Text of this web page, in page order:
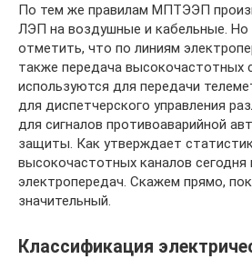
По тем же правилам МПТЭЭП
ЛЭП на воздушные и кабельные. Но
отметить, что по линиям
также передача высокочастотных
используются для передачи
для диспетчерского управления
для сигналов противоаварийной
защиты. Как утверждает
высокочастотных каналов сегодня
электропередач. Скажем прямо,
значительный.
Классификация